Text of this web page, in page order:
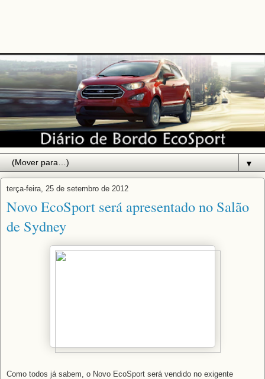
▼
terça-feira, 25 de setembro de 2012
Novo EcoSport será apresentado no Salão
de Sydney
Como todos já sabem, o Novo EcoSport será vendido no exigente